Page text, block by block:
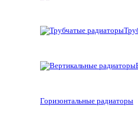
Горизонтальные радиаторы